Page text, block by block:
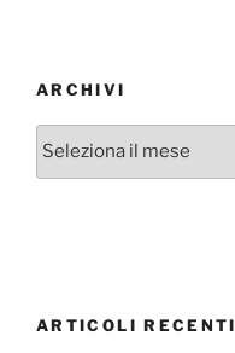
ARCHIVI
Archivi
ARTICOLI RECENTI